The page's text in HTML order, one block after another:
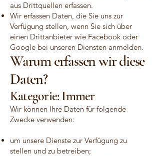
aus Drittquellen erfassen.
Wir erfassen Daten, die Sie uns zur
Verfügung stellen, wenn Sie sich über
einen Drittanbieter wie Facebook oder
Google bei unseren Diensten anmelden.
Warum erfassen wir diese
Daten?
Kategorie: Immer
Wir können Ihre Daten für folgende
Zwecke verwenden:
um unsere Dienste zur Verfügung zu
stellen und zu betreiben;